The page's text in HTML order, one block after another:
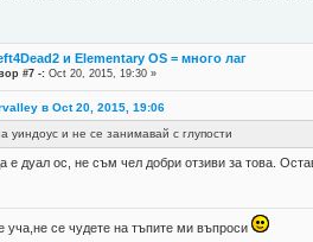
и Elementary OS = много лаг
#7 -: Oct 20, 2015, 19:30 »
в Oct 20, 2015, 19:06
уиндоус и не се занимавай с глупости
е дуал ос, не съм чел добри отзиви за това.
уча,не се чудете на тъпите ми въпроси